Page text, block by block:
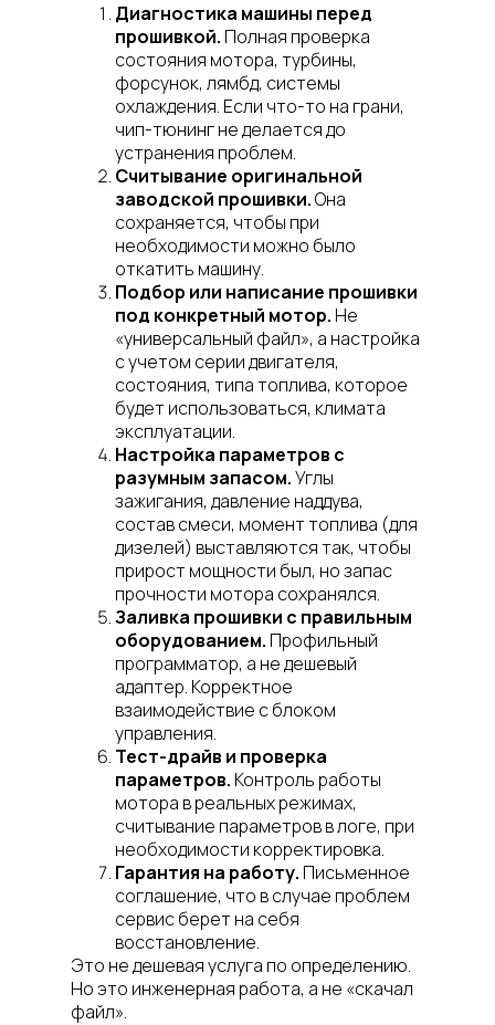
Диагностика машины перед
прошивкой. Полная проверка
состояния мотора, турбины,
форсунок, лямбд, системы
охлаждения. Если что-то на грани,
чип-тюнинг не делается до
устранения проблем.
Считывание оригинальной
заводской прошивки.Она
сохраняется, чтобы при
необходимости можно было
откатить машину.
Подбор или написание прошивки
под конкретный мотор. Не
«универсальный файл», а настройка
с учетом серии двигателя,
состояния, типа топлива, которое
будет использоваться, климата
эксплуатации.
Настройка параметров с
разумным запасом.Углы
зажигания, давление наддува,
состав смеси, момент топлива (для
дизелей) выставляются так, чтобы
прирост мощности был, но запас
прочности мотора сохранялся.
Заливка прошивки с правильным
оборудованием. Профильный
программатор, а не дешевый
адаптер. Корректное
взаимодействие с блоком
управления.
Тест-драйв и проверка
параметров. Контроль работы
мотора в реальных режимах,
считывание параметров в логе, при
необходимости корректировка.
Гарантия на работу. Письменное
соглашение, что в случае проблем
сервис берет на себя
восстановление.
Это не дешевая услуга по определению.
Но это инженерная работа, а не «скачал
файл».